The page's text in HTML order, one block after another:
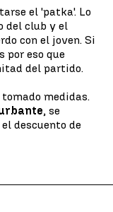
el 'patka'. Lo
del club y el
con el joven. Si
por eso que
del partido.
medidas.
, se
descuento de